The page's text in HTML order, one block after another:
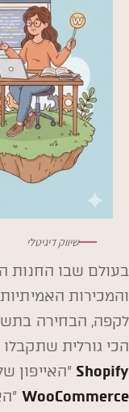
שיווק דיגיטלי
בעולם שבו החנות
והמכירות
לקפה, הבחירה
הכי גורלית
Shopify "האייפון
WooCommerce